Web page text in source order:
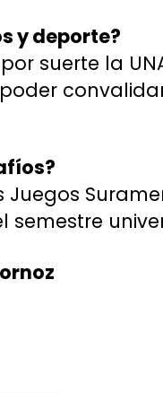
y deporte?
suerte la